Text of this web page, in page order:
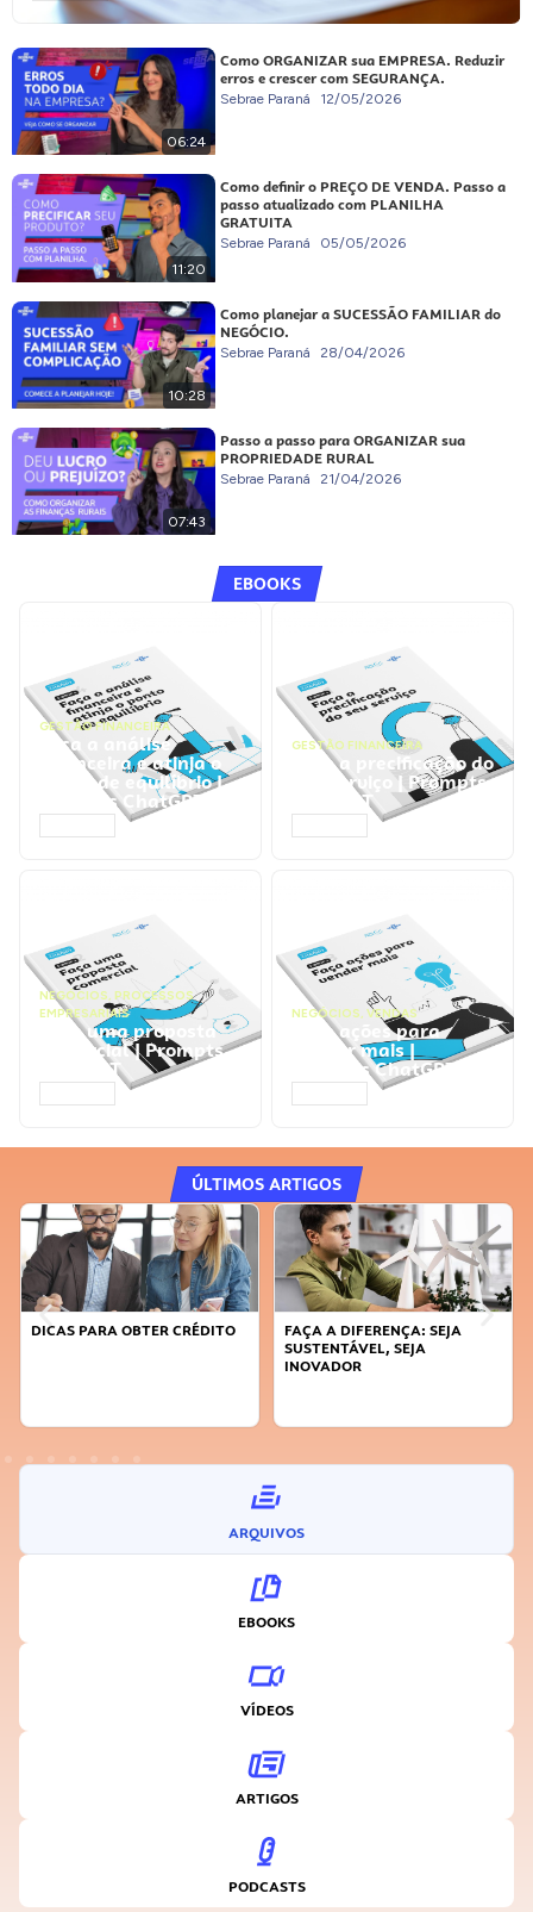
06:24
Como ORGANIZAR sua EMPRESA. Reduzir
erros e crescer com SEGURANÇA.
Sebrae Paraná 12/05/2026
11:20
Como definir o PREÇO DE VENDA. Passo a
passo atualizado com PLANILHA
GRATUITA
Sebrae Paraná 05/05/2026
10:28
Como planejar a SUCESSÃO FAMILIAR do
NEGÓCIO.
Sebrae Paraná 28/04/2026
07:43
Passo a passo para ORGANIZAR sua
PROPRIEDADE RURAL
Sebrae Paraná 21/04/2026
EBOOKS
GESTÃO FINANCEIRA
Faça a análise
financeira e atinja o
ponto de equilíbrio |
Prompts ChatGPT
GESTÃO FINANCEIRA
Faça a precificação do
seu serviço | Prompts
ChatGPT
NEGÓCIOS, PROCESSOS
EMPRESARIAIS
Faça uma proposta
comercial | Prompts
ChatGPT
NEGÓCIOS, VENDAS
Faça ações para
vender mais |
Prompts ChatGPT
ÚLTIMOS ARTIGOS
DICAS PARA OBTER CRÉDITO
FAÇA A DIFERENÇA: SEJA
SUSTENTÁVEL, SEJA
INOVADOR
ARQUIVOS
EBOOKS
VÍDEOS
ARTIGOS
PODCASTS